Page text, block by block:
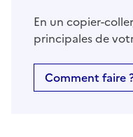
En un copier-
principales de
Comment faire